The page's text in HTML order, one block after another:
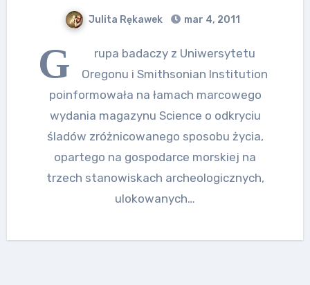
Julita Rękawek mar 4, 2011
G
rupa badaczy z Uniwersytetu
Oregonu i Smithsonian Institution
poinformowała na łamach marcowego
wydania magazynu Science o odkryciu
śladów zróżnicowanego sposobu życia,
opartego na gospodarce morskiej na
trzech stanowiskach archeologicznych,
ulokowanych…